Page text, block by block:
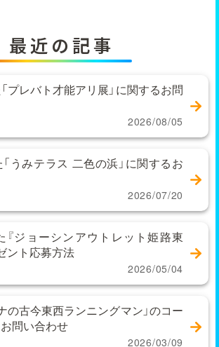
最近の記事
プレバト才能アリ展」に関するお問
2026/08/05
うみテラス 二色の浜」に関するお
2026/07/20
『ジョーシンアウトレット姫路東
ント応募方法
2026/05/04
の古今東西ランニングマン」のコー
問い合わせ
2026/03/09